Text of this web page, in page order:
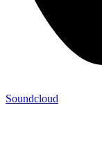
Soundcloud